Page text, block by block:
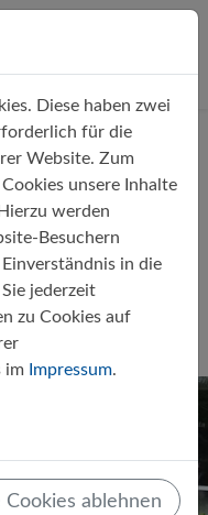
zum
Diese haben zwei
für die
Website. Zum
unsere Inhalte
werden
Besuchern
in die
jederzeit
zu Cookies auf
im Impressum.
Cookies ablehnen